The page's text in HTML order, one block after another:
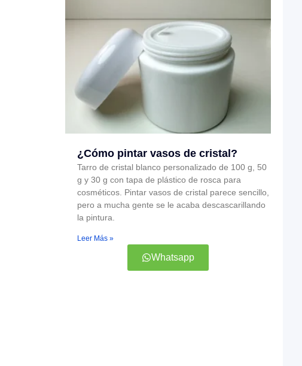
¿Cómo pintar vasos de cristal?
Tarro de cristal blanco personalizado de 100 g, 50
g y 30 g con tapa de plástico de rosca para
cosméticos. Pintar vasos de cristal parece sencillo,
pero a mucha gente se le acaba descascarillando
la pintura.
Leer Más »
Whatsapp